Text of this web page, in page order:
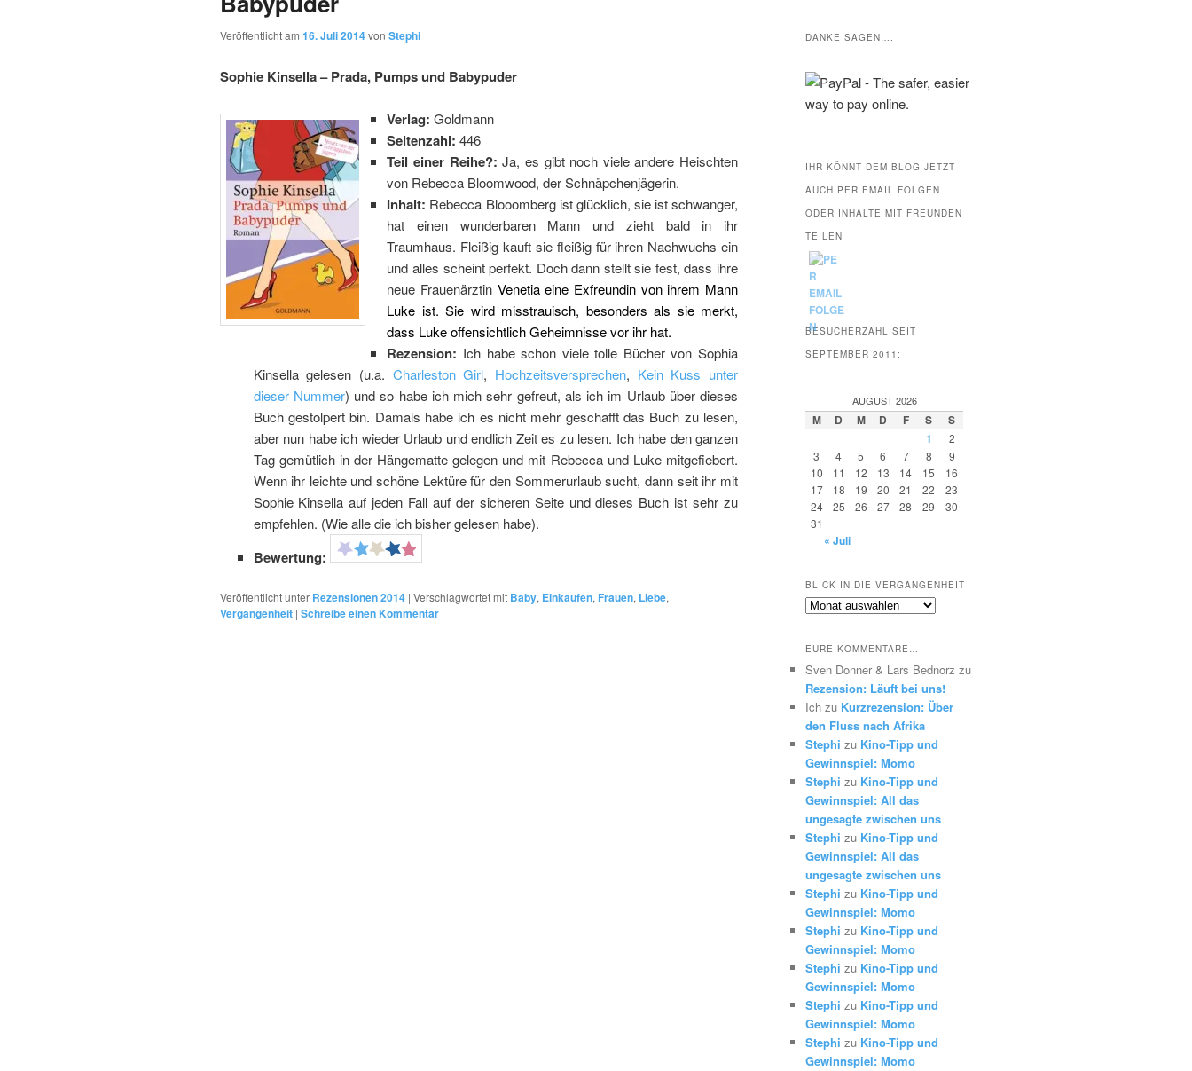
Veröffentlicht am 16. Juli 2014von Stephi
Sophie Kinsella – Prada, Pumps und Babypuder
Verlag: Goldmann
Seitenzahl:446
Teil einer Reihe?:Ja, es gibt noch viele andere Heischten
von Rebecca Bloomwood, der Schnäpchenjägerin.
Inhalt: Rebecca Blooomberg ist glücklich, sie ist schwanger,
hat einen wunderbaren Mann und zieht bald in ihr
Traumhaus. Fleißig kauft sie fleißig für ihren Nachwuchs ein
und alles scheint perfekt. Doch dann stellt sie fest, dass ihre
neue Frauenärztin Venetia eine Exfreundin von ihrem Mann
Luke ist. Sie wird misstrauisch, besonders als sie merkt,
dass Luke offensichtlich Geheimnisse vor ihr hat.
Rezension: Ich habe schon viele tolle Bücher von Sophia
Kinsella gelesen (u.a. Charleston Girl, Hochzeitsversprechen, Kein Kuss unter
dieser Nummer) und so habe ich mich sehr gefreut, als ich im Urlaub über dieses
Buch gestolpert bin. Damals habe ich es nicht mehr geschafft das Buch zu lesen,
aber nun habe ich wieder Urlaub und endlich Zeit es zu lesen. Ich habe den ganzen
Tag gemütlich in der Hängematte gelegen und mit Rebecca und Luke mitgefiebert.
Wenn ihr leichte und schöne Lektüre für den Sommerurlaub sucht, dann seit ihr mit
Sophie Kinsella auf jeden Fall auf der sicheren Seite und dieses Buch ist sehr zu
empfehlen. (Wie alle die ich bisher gelesen habe).
Bewertung:
Veröffentlicht unter Rezensionen 2014 | Verschlagwortet mit Baby, Einkaufen, Frauen, Liebe,
Vergangenheit | Schreibe einen Kommentar
DANKE SAGEN….
IHR KÖNNT DEM BLOG JETZT
AUCH PER EMAIL FOLGEN
ODER INHALTE MIT FREUNDEN
TEILEN
BESUCHERZAHL SEIT
SEPTEMBER 2011:
AUGUST 2026
M D M D F S
S
1
2
3
4 5 6 7 8
9
10
11 12 13 14 15
16
17
18 19 20 21 22
23
24
25 26 27 28 29
30
31
« Juli
BLICK IN DIE VERGANGENHEIT
Blick
Vergangenheit
EURE KOMMENTARE…
Sven Donner & Lars Bednorz zu
Rezension: Läuft bei uns!
Ich zu Kurzrezension: Über
den Fluss nach Afrika
Stephi zu Kino-Tipp und
Gewinnspiel: Momo
Stephi zu Kino-Tipp und
Gewinnspiel: All das
ungesagte zwischen uns
Stephi zu Kino-Tipp und
Gewinnspiel: All das
ungesagte zwischen uns
Stephi zu Kino-Tipp und
Gewinnspiel: Momo
Stephi zu Kino-Tipp und
Gewinnspiel: Momo
Stephi zu Kino-Tipp und
Gewinnspiel: Momo
Stephi zu Kino-Tipp und
Gewinnspiel: Momo
Stephi zu Kino-Tipp und
Gewinnspiel: Momo